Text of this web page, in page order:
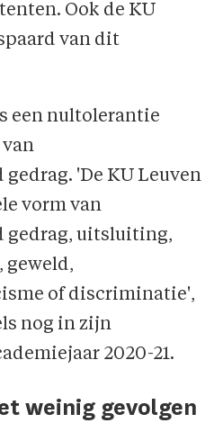
Ook de KU
van dit
een nultolerantie
'De KU Leuven
vorm van
gedrag, uitsluiting,
geweld,
of discriminatie',
nog in zijn
2020-21.
weinig gevolgen